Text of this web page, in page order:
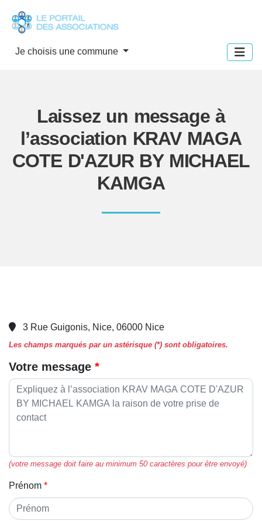
Je choisis une commune
Laissez un message à
l’association KRAV MAGA
COTE D'AZUR BY MICHAEL
KAMGA
3 Rue Guigonis, Nice, 06000 Nice
Les champs marqués par un astérisque (*) sont obligatoires.
Votre message
(votre message doit faire au minimum 50 caractères pour être envoyé)
Prénom